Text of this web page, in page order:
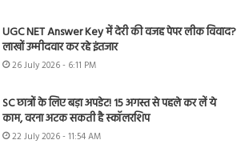
UGC NET Answer Key में देरी की वजह पेपर लीक विवाद?
लाखों उम्मीदवार कर रहे इंतजार
26 July 2026 - 6:11 PM
SC छात्रों के लिए बड़ा अपडेट! 15 अगस्त से पहले कर लें ये
काम, वरना अटक सकती है स्कॉलरशिप
22 July 2026 - 11:54 AM